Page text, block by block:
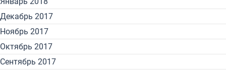
Декабрь 2017
Ноябрь 2017
Октябрь 2017
Сентябрь 2017